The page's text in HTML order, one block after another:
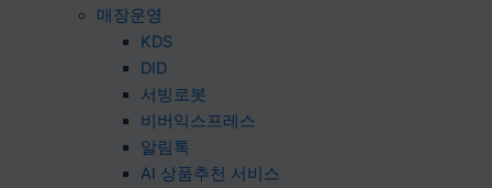
매장운영
KDS
DID
서빙로봇
비버익스프레스
알림톡
AI 상품추천 서비스